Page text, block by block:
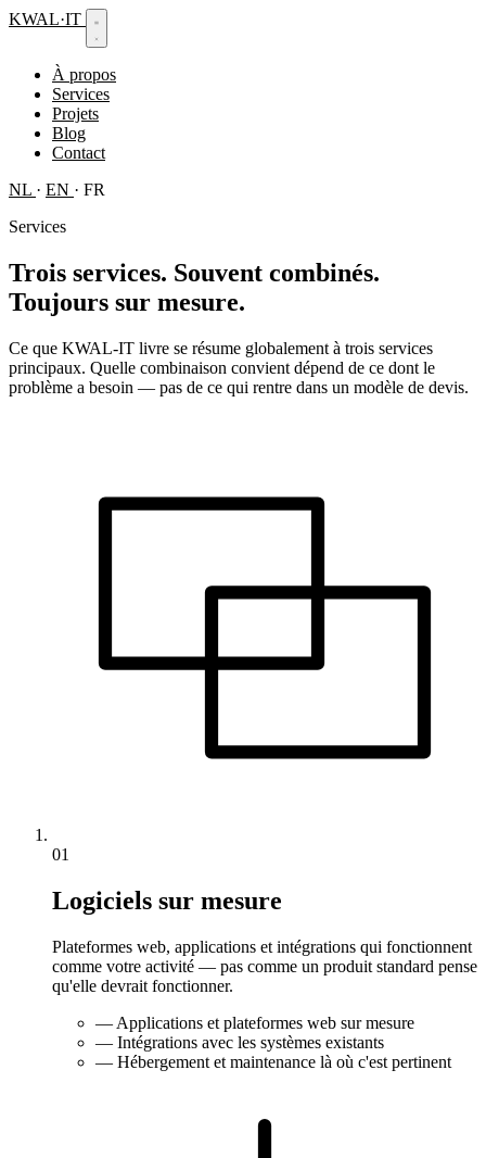
KWAL·IT
À propos
Services
Projets
Blog
Contact
NL · EN · FR
Services
Trois services. Souvent combinés.
Toujours sur mesure.
Ce que KWAL-IT livre se résume globalement à trois services
principaux. Quelle combinaison convient dépend de ce dont le
problème a besoin — pas de ce qui rentre dans un modèle de devis.
01
Logiciels sur mesure
Plateformes web, applications et intégrations qui fonctionnent
comme votre activité — pas comme un produit standard pense
qu'elle devrait fonctionner.
— Applications et plateformes web sur mesure
— Intégrations avec les systèmes existants
— Hébergement et maintenance là où c'est pertinent